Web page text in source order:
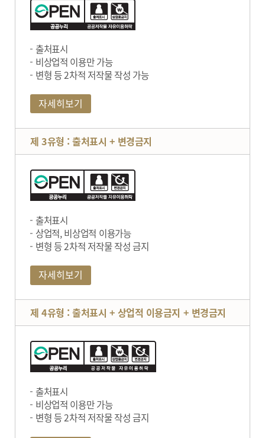
출처표시
비상업적 이용만 가능
변형 등 2차적 저작물 작성 가능
자세히보기
제 3유형 : 출처표시 + 변경금지
출처표시
상업적, 비상업적 이용가능
변형 등 2차적 저작물 작성 금지
자세히보기
제 4유형 : 출처표시 + 상업적 이용금지 + 변경금지
출처표시
비상업적 이용만 가능
변형 등 2차적 저작물 작성 금지